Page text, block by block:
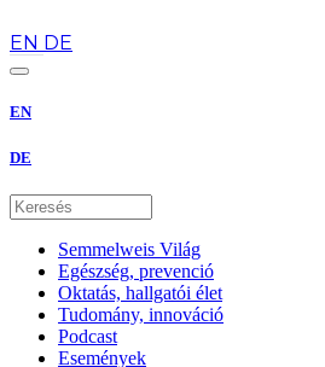
EN DE
EN
DE
Semmelweis Világ
Egészség, prevenció
Oktatás, hallgatói élet
Tudomány, innováció
Podcast
Események